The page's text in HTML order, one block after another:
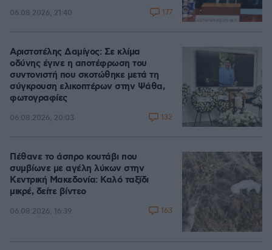
06.08.2026, 21:40 177
Αριστοτέλης Δαμίγος: Σε κλίμα
οδύνης έγινε η αποτέφρωση του
συντονιστή που σκοτώθηκε μετά τη
σύγκρουση ελικοπτέρων στην Ψάθα,
φωτογραφίες
06.08.2026, 20:03 132
Πέθανε το άσπρο κουτάβι που
συμβίωνε με αγέλη λύκων στην
Κεντρική Μακεδονία: Καλό ταξίδι
μικρέ, δείτε βίντεο
06.08.2026, 16:39 163